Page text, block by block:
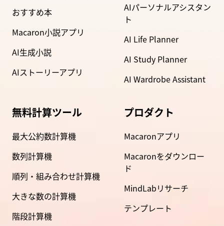
おすすめ本
Macaron小説アプリ
AI生成小説
AIストーリーアプリ
AIパーソナルアシスタン
ト
AI Life Planner
AI Study Planner
AI Wardrobe Assistant
無料計算ツール
最大公約数計算機
数列計算機
順列・組み合わせ計算機
大きな数の計算機
階段計算機
プロダクト
Macaronアプリ
Macaronをダウンロー
ド
MindLabリサーチ
テンプレート